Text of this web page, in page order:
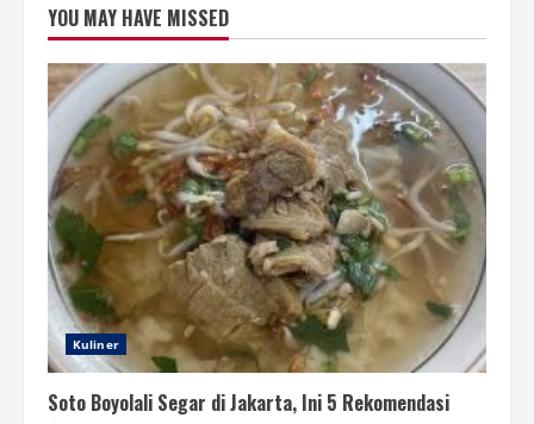
YOU MAY HAVE MISSED
Kuliner
Soto Boyolali Segar di Jakarta, Ini 5 Rekomendasi